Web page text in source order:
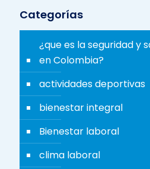
Categorías
¿que es la seguridad y
en Colombia?
actividades deportivas
bienestar integral
Bienestar laboral
clima laboral